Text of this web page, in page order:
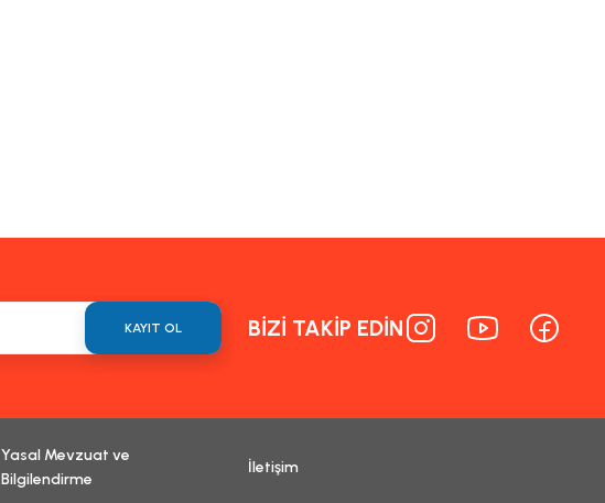
KAYIT OL BİZİ TAKİP EDİN
Yasal Mevzuat ve
Bilgilendirme
İletişim